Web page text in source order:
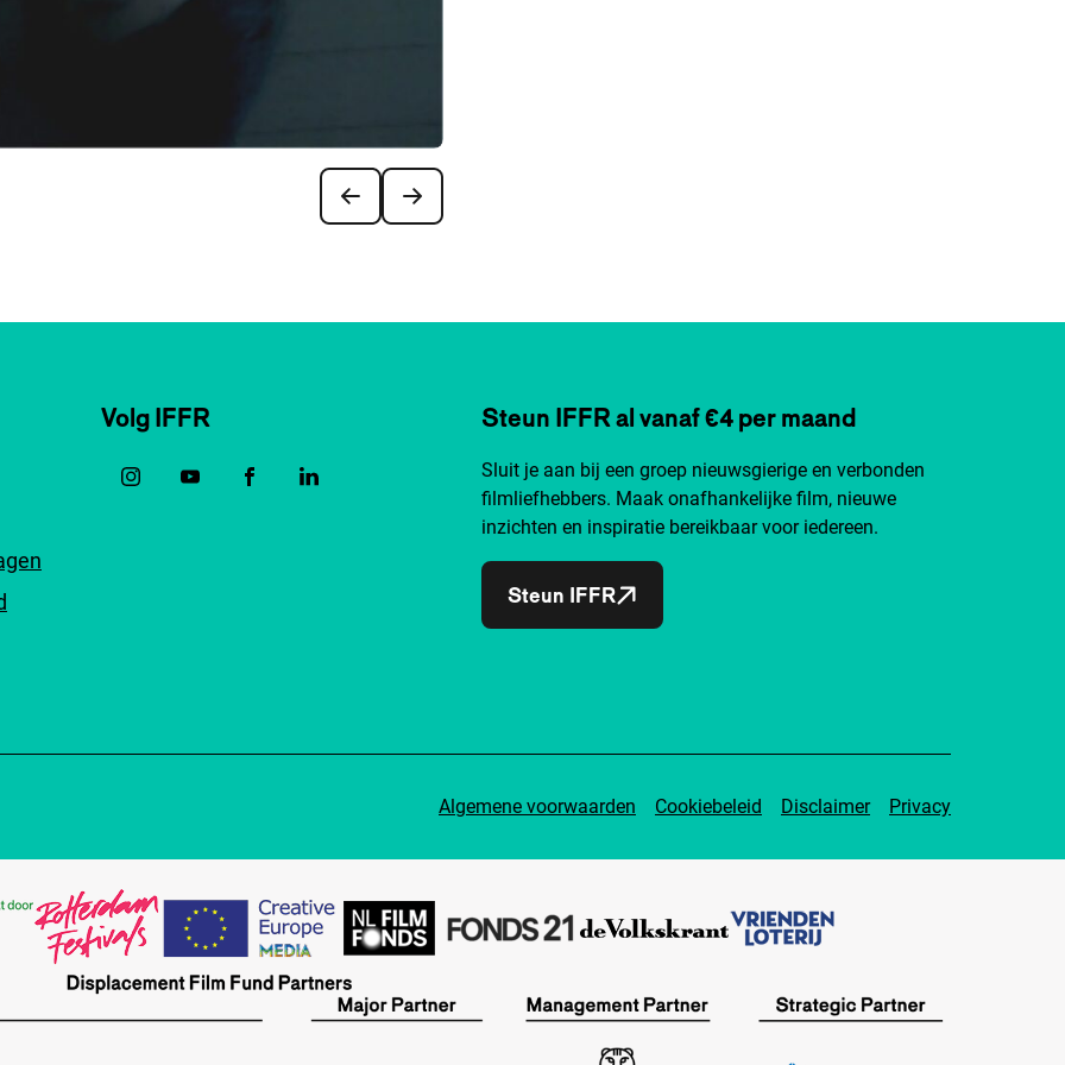
Volg IFFR Steun IFFR al vanaf €4 per maand
Sluit je aan bij een groep nieuwsgierige en verbonden
filmliefhebbers. Maak onafhankelijke film, nieuwe
inzichten en inspiratie bereikbaar voor iedereen.
Steun IFFR
Algemene voorwaarden Cookiebeleid Disclaimer Privacy